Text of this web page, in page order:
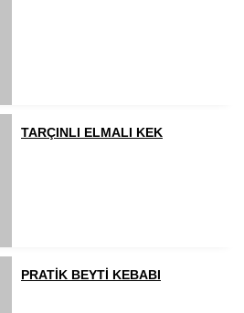
TARÇINLI ELMALI KEK
PRATİK BEYTİ KEBABI